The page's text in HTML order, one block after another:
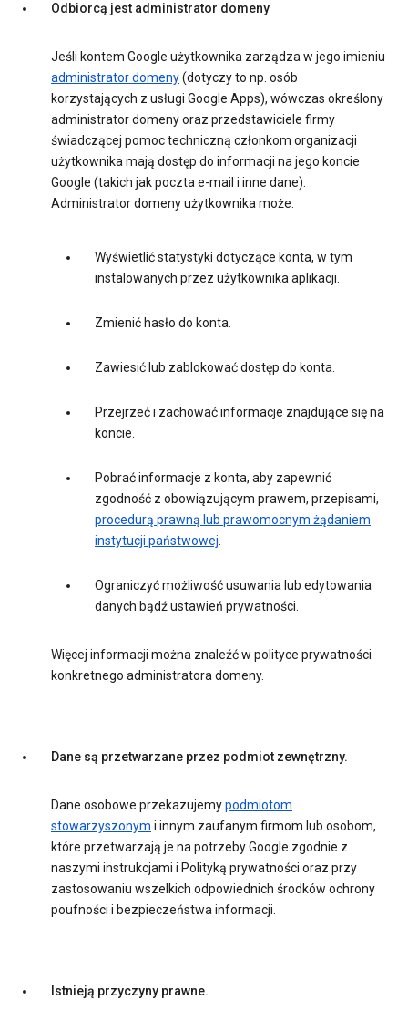
Odbiorcą jest administrator domeny
Jeśli kontem Google użytkownika zarządza w jego imieniu
administrator domeny(dotyczy to np. osób
korzystających z usługi Google Apps), wówczas określony
administrator domeny oraz przedstawiciele firmy
świadczącej pomoc techniczną członkom organizacji
użytkownika mają dostęp do informacji na jego koncie
Google (takich jak poczta e-mail i inne dane).
Administrator domeny użytkownika może:
Wyświetlić statystyki dotyczące konta, w tym
instalowanych przez użytkownika aplikacji.
Zmienić hasło do konta.
Zawiesić lub zablokować dostęp do konta.
Przejrzeć i zachować informacje znajdujące się na
koncie.
Pobrać informacje z konta, aby zapewnić
zgodność z obowiązującym prawem, przepisami,
procedurą prawną lub prawomocnym żądaniem
instytucji państwowej.
Ograniczyć możliwość usuwania lub edytowania
danych bądź ustawień prywatności.
Więcej informacji można znaleźć w polityce prywatności
konkretnego administratora domeny.
Dane są przetwarzane przez podmiot zewnętrzny.
Dane osobowe przekazujemypodmiotom
stowarzyszonym i innym zaufanym firmom lub osobom,
które przetwarzają je na potrzeby Google zgodnie z
naszymi instrukcjami i Polityką prywatności oraz przy
zastosowaniu wszelkich odpowiednich środków ochrony
poufności i bezpieczeństwa informacji.
Istnieją przyczyny prawne.